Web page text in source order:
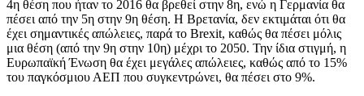
4η θέση που ήταν το 2016 θα βρεθεί στην 8η, ενώ η Γερμανία θα
πέσει από την 5η στην 9η θέση. Η Βρετανία, δεν εκτιμάται ότι θα
έχει σημαντικές απώλειες, παρά το Brexit, καθώς θα πέσει μόλις
μια θέση (από την 9η στην 10η) μέχρι το 2050. Την ίδια στιγμή, η
Ευρωπαϊκή Ένωση θα έχει μεγάλες απώλειες, καθώς από το 15%
του παγκόσμιου ΑΕΠ που συγκεντρώνει, θα πέσει στο 9%.